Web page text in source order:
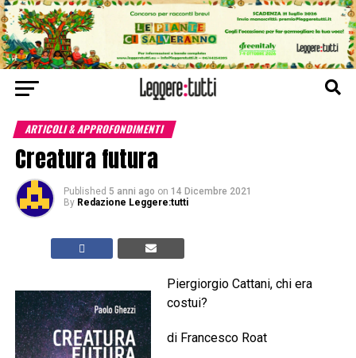
ARTICOLI & APPROFONDIMENTI
Creatura futura
Published 5 anni ago on 14 Dicembre 2021
By Redazione Leggere:tutti
Piergiorgio Cattani, chi era
costui?
di Francesco Roat